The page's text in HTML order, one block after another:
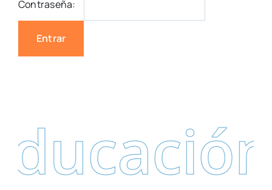
Contraseña: